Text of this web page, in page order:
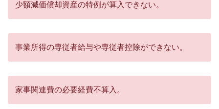
少額減価償却資産の特例が算入できない。
事業所得の専従者給与や専従者控除ができない。
家事関連費の必要経費不算入。